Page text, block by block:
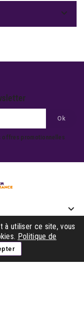

offres promotionnelles
keyboard_arrow_down

à utiliser ce site, vous
Politique de
